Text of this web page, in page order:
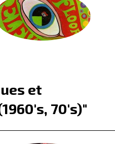
et
70's)"